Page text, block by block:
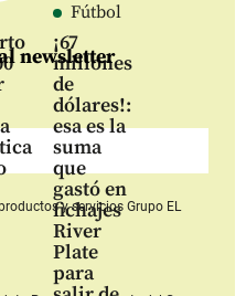
Fútbol
¡67
millones
de
dólares!:
esa es la
suma
que
gastó en
fichajes
River
Plate
para
newsletter
y serviciosGrupo EL